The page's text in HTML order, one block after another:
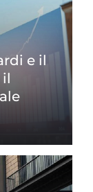
e il